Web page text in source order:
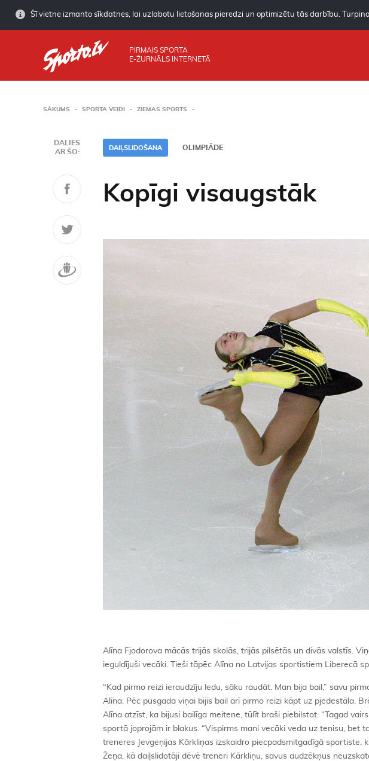
Šī vietne izmanto sīkdatnes, lai uzlabotu lietošanas pieredzi un optimizētu tās darbību.
PIRMAIS SPORTA
E-ŽURNĀLS INTERNETĀ
SĀKUMS SPORTA VEIDI ZIEMAS SPORTS
DALIES
AR ŠO:
DAIĻSLIDOŠANA OLIMPIĀDE
Kopīgi visaugstāk
Alīna Fjodorova mācās trijās skolās, trijās pilsētās un divās valstīs.
ieguldījuši vecāki. Tieši tāpēc Alīna no Latvijas sportistiem Liberecā
“Kad pirmo reizi ieraudzīju ledu, sāku raudāt. Man bija bail,” savu
Alīna. Pēc pusgada viņai bijis bail arī pirmo reizi kāpt uz pjedestāla.
Alīna atzīst, ka bijusi bailīga meitene, tūlīt braši piebilstot: “Tagad
sportā joprojām ir blakus. “Vispirms mani vecāki veda uz tenisu, bet
treneres Jevgeņijas Kārkliņas izskaidro piecpadsmitgadīgā sportiste,
Žeņa, kā daiļslidotāji dēvē treneri Kārkliņu, savus audzēkņus